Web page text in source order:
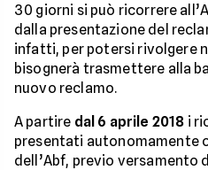
30 giorni si può ricorrere
dalla presentazione del
infatti, per potersi rivolgere
bisognerà trasmettere alla
nuovo reclamo.
A partire dal 6 aprile 2018 i
presentati autonomamente
dell’Abf, previo versamento